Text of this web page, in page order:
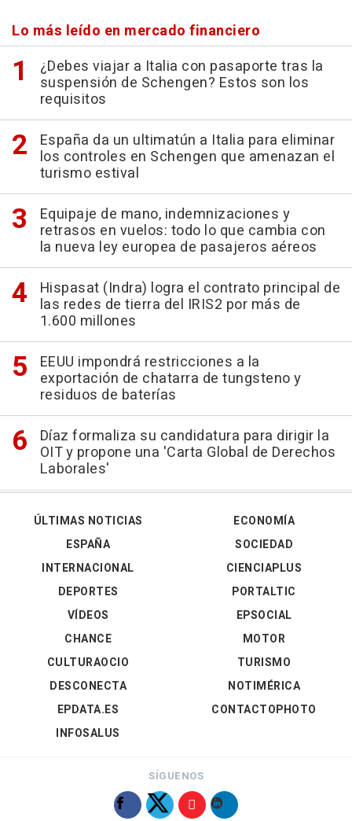
Lo más leído en mercado financiero
¿Debes viajar a Italia con pasaporte tras la
suspensión de Schengen? Estos son los
requisitos
España da un ultimatún a Italia para eliminar
los controles en Schengen que amenazan el
turismo estival
Equipaje de mano, indemnizaciones y
retrasos en vuelos: todo lo que cambia con
la nueva ley europea de pasajeros aéreos
Hispasat (Indra) logra el contrato principal de
las redes de tierra del IRIS2 por más de
1.600 millones
EEUU impondrá restricciones a la
exportación de chatarra de tungsteno y
residuos de baterías
Díaz formaliza su candidatura para dirigir la
OIT y propone una 'Carta Global de Derechos
Laborales'
ÚLTIMAS NOTICIAS
ESPAÑA
INTERNACIONAL
DEPORTES
VÍDEOS
ECONOMÍA
SOCIEDAD
CIENCIAPLUS
PORTALTIC
EPSOCIAL
CHANCE
CULTURAOCIO
DESCONECTA
EPDATA.ES
INFOSALUS
MOTOR
TURISMO
NOTIMÉRICA
CONTACTOPHOTO
SÍGUENOS